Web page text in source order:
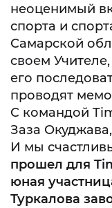
неоценимый
спорта и
Самарской
своем
его
проводят
С командой
Заза
И мы
прошел для
юная
Туркалова